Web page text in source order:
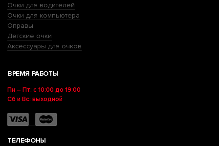
Очки для водителей
Очки для компьютера
Оправы
Детские очки
Аксессуары для очков
ВРЕМЯ РАБОТЫ
Пн – Пт: с 10:00 до 19:00
Сб и Вс: выходной
ТЕЛЕФОНЫ